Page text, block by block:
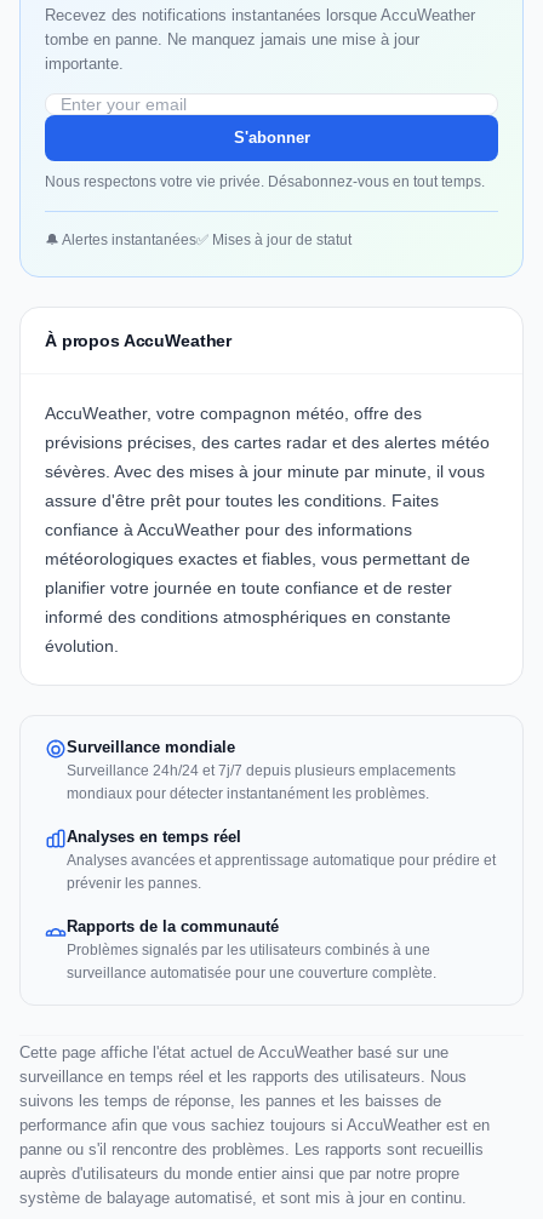
Recevez des notifications instantanées lorsque AccuWeather
tombe en panne. Ne manquez jamais une mise à jour
importante.
S'abonner
Nous respectons votre vie privée. Désabonnez-vous en tout temps.
🔔 Alertes instantanées✅ Mises à jour de statut
À propos AccuWeather
AccuWeather, votre compagnon météo, offre des
prévisions précises, des cartes radar et des alertes météo
sévères. Avec des mises à jour minute par minute, il vous
assure d'être prêt pour toutes les conditions. Faites
confiance à AccuWeather pour des informations
météorologiques exactes et fiables, vous permettant de
planifier votre journée en toute confiance et de rester
informé des conditions atmosphériques en constante
évolution.
Surveillance mondiale
Surveillance 24h/24 et 7j/7 depuis plusieurs emplacements
mondiaux pour détecter instantanément les problèmes.
Analyses en temps réel
Analyses avancées et apprentissage automatique pour prédire et
prévenir les pannes.
Rapports de la communauté
Problèmes signalés par les utilisateurs combinés à une
surveillance automatisée pour une couverture complète.
Cette page affiche l'état actuel de AccuWeather basé sur une
surveillance en temps réel et les rapports des utilisateurs. Nous
suivons les temps de réponse, les pannes et les baisses de
performance afin que vous sachiez toujours si AccuWeather est en
panne ou s'il rencontre des problèmes. Les rapports sont recueillis
auprès d'utilisateurs du monde entier ainsi que par notre propre
système de balayage automatisé, et sont mis à jour en continu.